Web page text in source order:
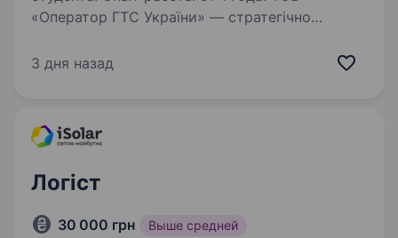
«Оператор ГТС України» — стратегічно
управління та експлуатацію газотранспортної
газу для…
3 дня назад
Логіст
30 000 грн Выше средней